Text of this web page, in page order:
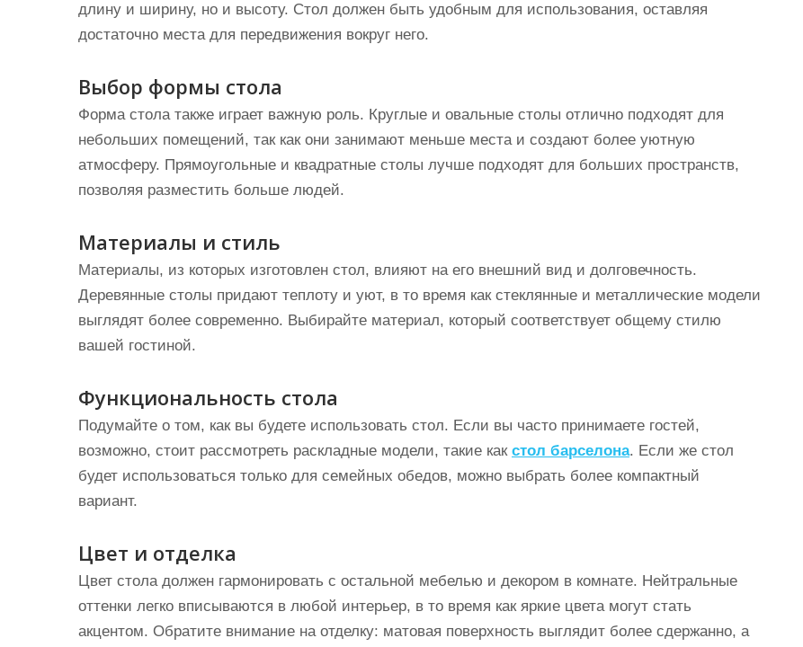
длину и ширину, но и высоту. Стол должен быть удобным для использования, оставляя
достаточно места для передвижения вокруг него.
Выбор формы стола
Форма стола также играет важную роль. Круглые и овальные столы отлично подходят для
небольших помещений, так как они занимают меньше места и создают более уютную
атмосферу. Прямоугольные и квадратные столы лучше подходят для больших пространств,
позволяя разместить больше людей.
Материалы и стиль
Материалы, из которых изготовлен стол, влияют на его внешний вид и долговечность.
Деревянные столы придают теплоту и уют, в то время как стеклянные и металлические модели
выглядят более современно. Выбирайте материал, который соответствует общему стилю
вашей гостиной.
Функциональность стола
Подумайте о том, как вы будете использовать стол. Если вы часто принимаете гостей,
возможно, стоит рассмотреть раскладные модели, такие как стол барселона. Если же стол
будет использоваться только для семейных обедов, можно выбрать более компактный
вариант.
Цвет и отделка
Цвет стола должен гармонировать с остальной мебелью и декором в комнате. Нейтральные
оттенки легко вписываются в любой интерьер, в то время как яркие цвета могут стать
акцентом. Обратите внимание на отделку: матовая поверхность выглядит более сдержанно, а